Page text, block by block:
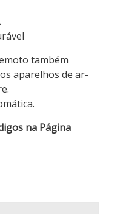
também
aparelhos de ar-
na Página